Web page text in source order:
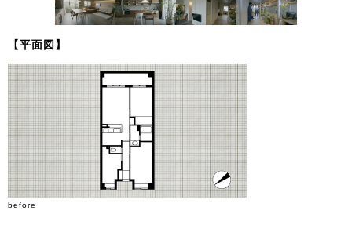
【平面図】
before